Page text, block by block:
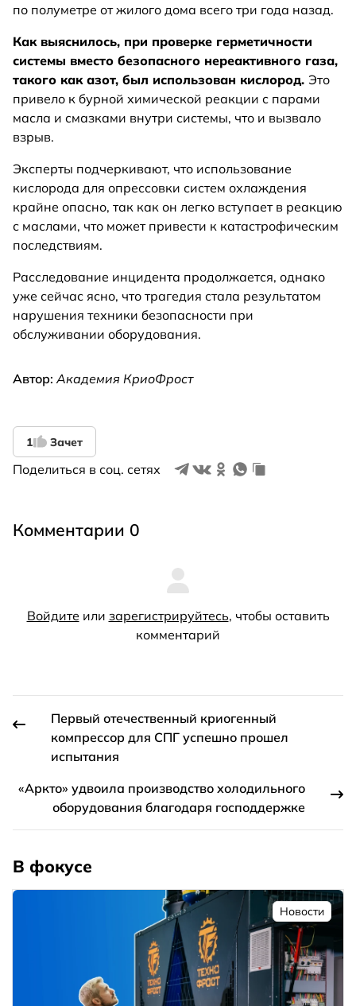
по полуметре от жилого дома всего три года назад.
Как выяснилось, при проверке герметичности
системы вместо безопасного нереактивного газа,
такого как азот, был использован кислород. Это
привело к бурной химической реакции с парами
масла и смазками внутри системы, что и вызвало
взрыв.
Эксперты подчеркивают, что использование
кислорода для опрессовки систем охлаждения
крайне опасно, так как он легко вступает в реакцию
с маслами, что может привести к катастрофическим
последствиям.
Расследование инцидента продолжается, однако
уже сейчас ясно, что трагедия стала результатом
нарушения техники безопасности при
обслуживании оборудования.
Автор:Академия КриоФрост
1 Зачет
Поделиться в соц. сетях
Комментарии 0
Войдите или зарегистрируйтесь, чтобы оставить
комментарий
Первый отечественный криогенный
компрессор для СПГ успешно прошел
испытания
«Аркто» удвоила производство холодильного
оборудования благодаря господдержке
В фокусе
Новости